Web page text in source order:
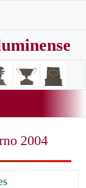
2004